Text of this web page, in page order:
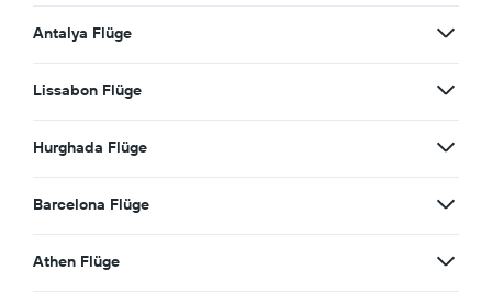
Antalya Flüge
Lissabon Flüge
Hurghada Flüge
Barcelona Flüge
Athen Flüge